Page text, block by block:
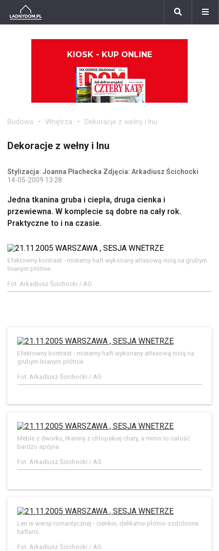
KIOSK - KUP ONLINE
Budowa Wnętrza Dekoracje z wełny i lnu
Dekoracje z wełny i lnu
Stylizacja: Joanna Płachecka Zdjęcia: Arkadiusz Ścichocki
14-05-2009 13:28
Jedna tkanina gruba i ciepła, druga cienka i
przewiewna. W komplecie są dobre na cały rok.
Praktyczne to i na czasie.
Efektowny kontrast - misterny haft wykonany atłasową nicią na grubym
lnianym płótnie.
Fot. Arkadiusz Ścichocki / AG
Efektowny kontrast - misterny haft wykonany atłasową nicią na
grubym lnianym płótnie.
Fot. Arkadiusz Ścichocki / AG
Meble z dworku, tkaniny z chłopskiej chaty, a mimo to całość
bardzo spójna.
Fot. Arkadiusz Ścichocki / AG
Len w wersji romantycznej - cienkie, delikatne płótno ozdobione
haftami.
Fot. Arkadiusz Ścichocki / AG